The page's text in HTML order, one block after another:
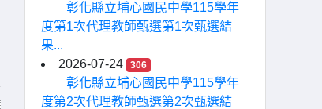
彰化縣立埔心國民中學115學年
度第1次代理教師甄選第1次甄選結
果...
2026-07-24
306
彰化縣立埔心國民中學115學年
度第2次代理教師甄選第2次甄選結